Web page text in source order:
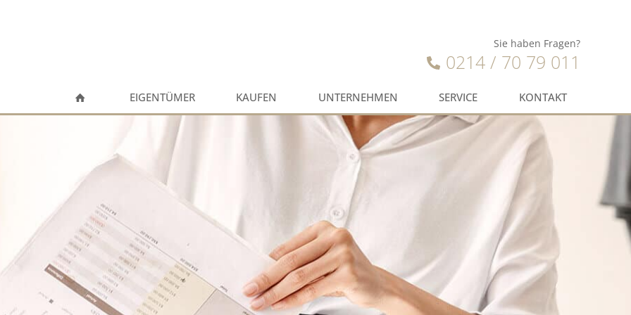
Sie haben Fragen?
0214 / 70 79 011
EIGENTÜMER KAUFEN UNTERNEHMEN SERVICE KONTAKT